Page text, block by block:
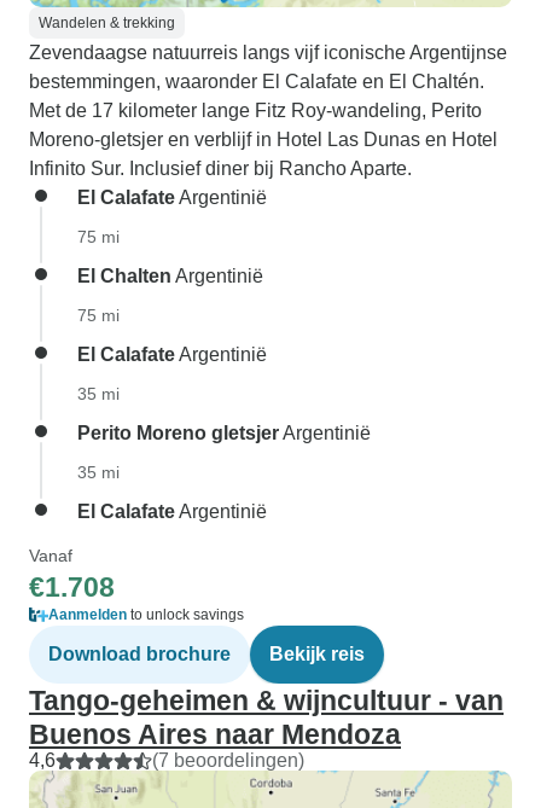
Wandelen & trekking
Zevendaagse natuurreis langs vijf iconische Argentijnse
bestemmingen, waaronder El Calafate en El Chaltén.
Met de 17 kilometer lange Fitz Roy-wandeling, Perito
Moreno-gletsjer en verblijf in Hotel Las Dunas en Hotel
Infinito Sur. Inclusief diner bij Rancho Aparte.
El CalafateArgentinië
75 mi
El Chalten Argentinië
75 mi
El CalafateArgentinië
35 mi
Perito Moreno gletsjerArgentinië
35 mi
El CalafateArgentinië
Vanaf
€1.708
Aanmelden to unlock savings
Download brochure Bekijk reis
Tango-geheimen & wijncultuur - van
Buenos Aires naar Mendoza
4,6 (7 beoordelingen)